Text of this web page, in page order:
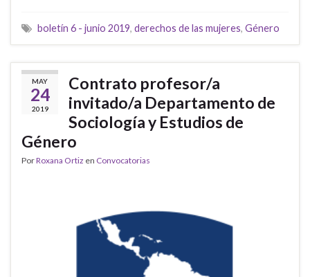
boletín 6 - junio 2019, derechos de las mujeres, Género
MAY
24
2019
Contrato profesor/a
invitado/a Departamento de
Sociología y Estudios de
Género
PorRoxana Ortiz en Convocatorias